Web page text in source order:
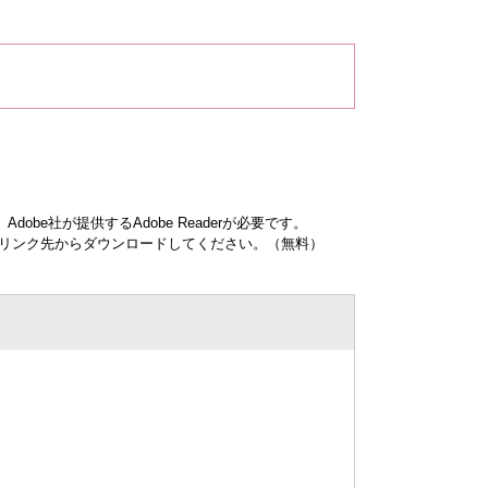
社が提供するAdobe Readerが必要です。
ク先からダウンロードしてください。（無料）